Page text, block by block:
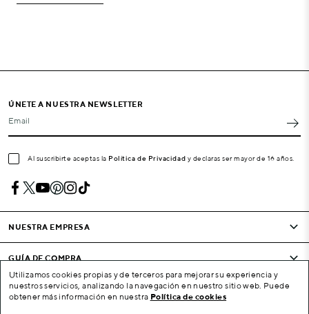
ÚNETE A NUESTRA NEWSLETTER
Email
Al suscribirte aceptas la Política de Privacidad y declaras ser mayor de 16 años.
NUESTRA EMPRESA
GUÍA DE COMPRA
CONDICIONES Y EMPRESA
Utilizamos cookies propias y de terceros para mejorar su experiencia y
nuestros servicios, analizando la navegación en nuestro sitio web. Puede
obtener más información en nuestra Política de cookies